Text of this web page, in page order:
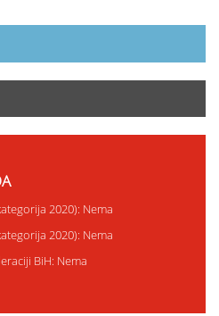
2020): Nema
2020): Nema
BiH: Nema